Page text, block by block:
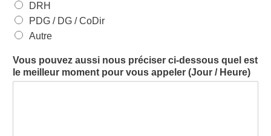
DRH
PDG / DG / CoDir
Autre
Vous pouvez aussi nous préciser ci-dessous quel est
le meilleur moment pour vous appeler (Jour / Heure)